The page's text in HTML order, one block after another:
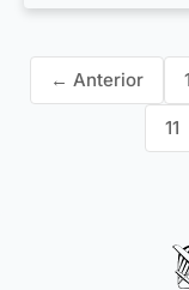
← Anterior 1
11